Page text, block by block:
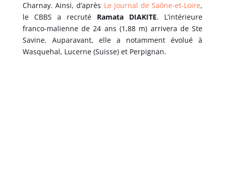
Charnay. Ainsi, d’après Le Journal de Saône-et-Loire,
le CBBS a recruté Ramata DIAKITE. L’intérieure
franco-malienne de 24 ans (1,88 m) arrivera de Ste
Savine. Auparavant, elle a notamment évolué à
Wasquehal, Lucerne (Suisse) et Perpignan.